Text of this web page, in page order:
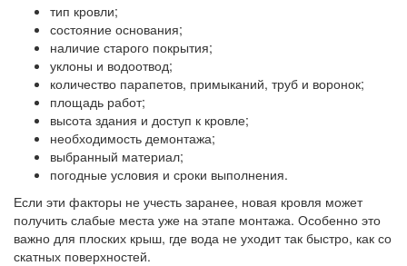
тип кровли;
состояние основания;
наличие старого покрытия;
уклоны и водоотвод;
количество парапетов, примыканий, труб и воронок;
площадь работ;
высота здания и доступ к кровле;
необходимость демонтажа;
выбранный материал;
погодные условия и сроки выполнения.
Если эти факторы не учесть заранее, новая кровля может
получить слабые места уже на этапе монтажа. Особенно это
важно для плоских крыш, где вода не уходит так быстро, как со
скатных поверхностей.